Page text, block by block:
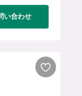
い合わせ